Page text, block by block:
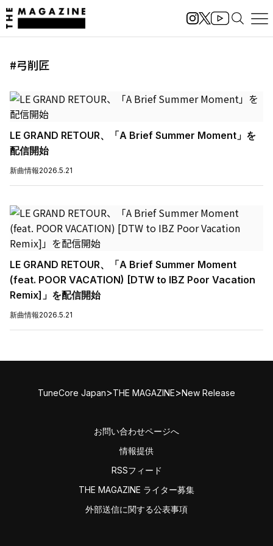
#弓削匠
LE GRAND RETOUR、「A Brief Summer Moment」を
配信開始
新曲情報2026.5.21
LE GRAND RETOUR、「A Brief Summer Moment
(feat. POOR VACATION) [DTW to IBZ Poor Vacation
Remix]」を配信開始
新曲情報2026.5.21
TuneCore Japan>THE MAGAZINE>New Release
お問い合わせページへ
情報提供
RSSフィード
THE MAGAZINE ライター募集
外部送信に関する公表事項